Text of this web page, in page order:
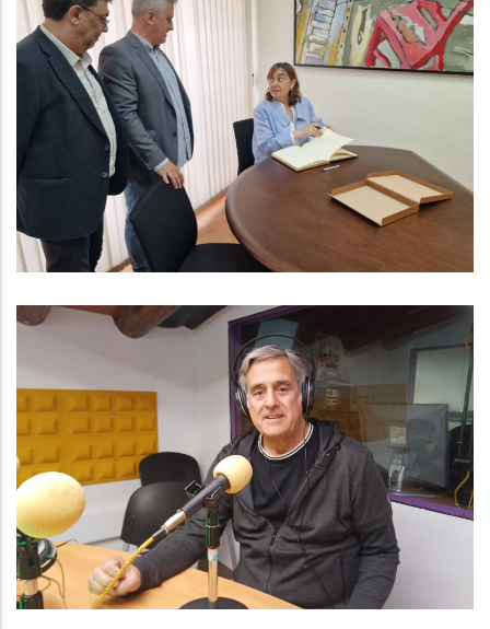
La Generalitat Marca Com A
Projecte Estratègic De País IDIADA
Altres
P. econòmica
Baix Penedès Al Dia Amb Jordi
Marlès, Conseller De Benestar
Animal
Altres